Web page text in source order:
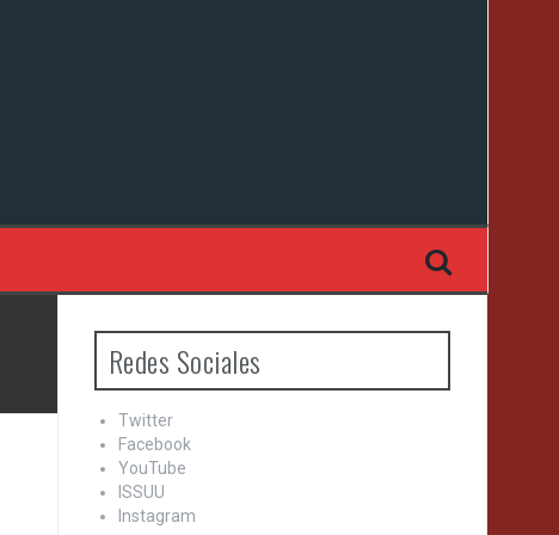
Redes Sociales
Twitter
Facebook
YouTube
ISSUU
Instagram